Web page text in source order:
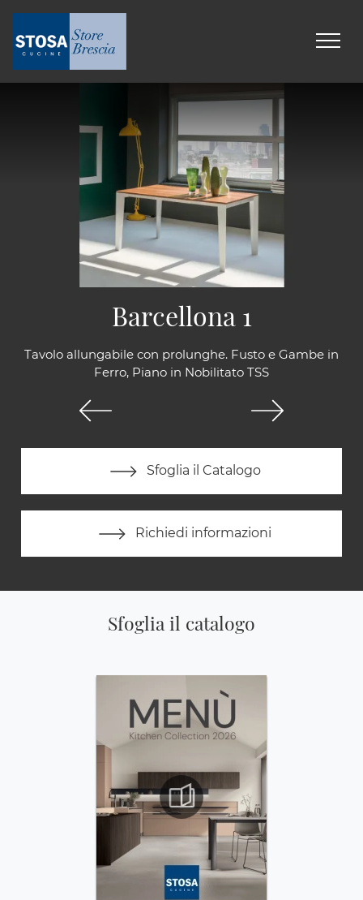
Tavolo allungabile con prolunghe. Fusto e Gambe in
Ferro, Piano in Nobilitato TSS
Sfoglia il Catalogo
Richiedi informazioni
Barcellona 1
Sfoglia il catalogo